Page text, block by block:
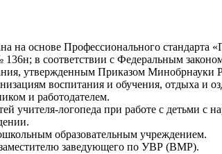
на основе Профессионального стандарта
в соответствии с Федеральным
утвержденным Приказом Минобрнауки
воспитания и обучения, отдыха и
и работодателем.
учителя-логопеда при работе с детьми с
образовательным учреждением.
заместителю заведующего по УВР (ВМР).